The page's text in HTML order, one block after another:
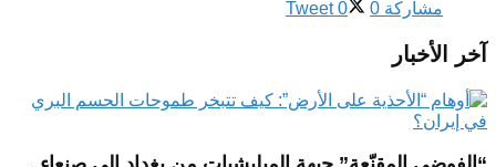
مشاركة 0
Tweet 0
آخر الأخبار